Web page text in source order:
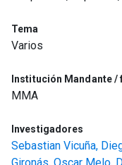
Tema
Varios
Institución Mandante /
MMA
Investigadores
Sebastian Vicuña,